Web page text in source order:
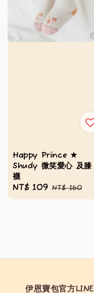
Happy Prince ★
Shudy 微笑愛心 及膝
襪
Sale
price
NT$ 109 Regular
price
NT$ 160
伊恩寶包官方LINE